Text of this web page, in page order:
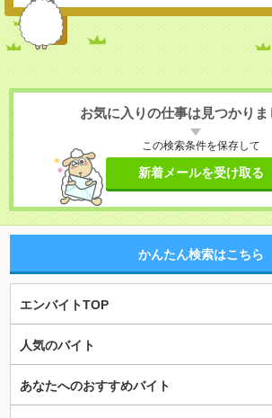
お気に入りの仕事は見つかりま
この検索条件を保存して
新着メールを受け取る
かんたん検索はこちら
エンバイトTOP
人気のバイト
あなたへのおすすめバイト